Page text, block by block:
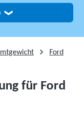
❯
Ford
für Ford